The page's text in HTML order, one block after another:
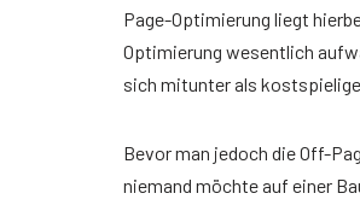
Top Ten Tipps
Top Ten Tipps für
Top Ten Tipps für
Page-Optimierung liegt
Optimierung wesentlich
sich mitunter als
Bevor man jedoch die Off-
niemand möchte auf einer